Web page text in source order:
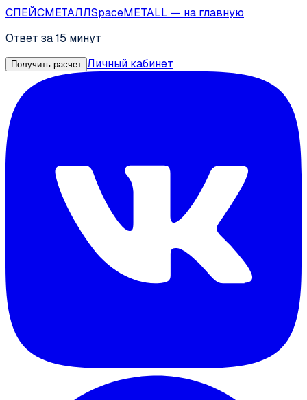
СПЕЙСМЕТАЛЛSpaceMETALL — на главную
Ответ за 15 минут
Получить расчет Личный кабинет